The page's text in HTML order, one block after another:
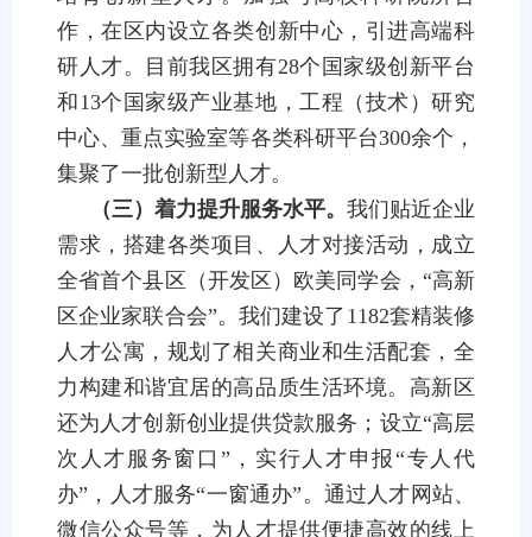
作，在区内设立各类创新中心，引进高端科
研人才。目前我区拥有28个国家级创新平台
和 13个国家级产业基地，工程（技术）研究
中心、重点实验室等各类科研平台300余个，
集聚了一批创新型人才。
（三）着力提升服务水平。 我们贴近企业
需求，搭建各类项目、人才对接活动，成立
全省首个县区（开发区）欧美同学会，“高新
区企业家联合会”。 我们建设了 1182套精装修
人才公寓，规划了相关商业和生活配套，全
力构建和谐宜居的高品质生活环境。 高新区
还为人才创新创业提供贷款服务；设立“高层
次人才服务窗 口 ”，实行人才申报“专人代
办”，人才服务“一窗通办”。通过人才网站、
微信公众号等，为人才提供便捷高效的线上